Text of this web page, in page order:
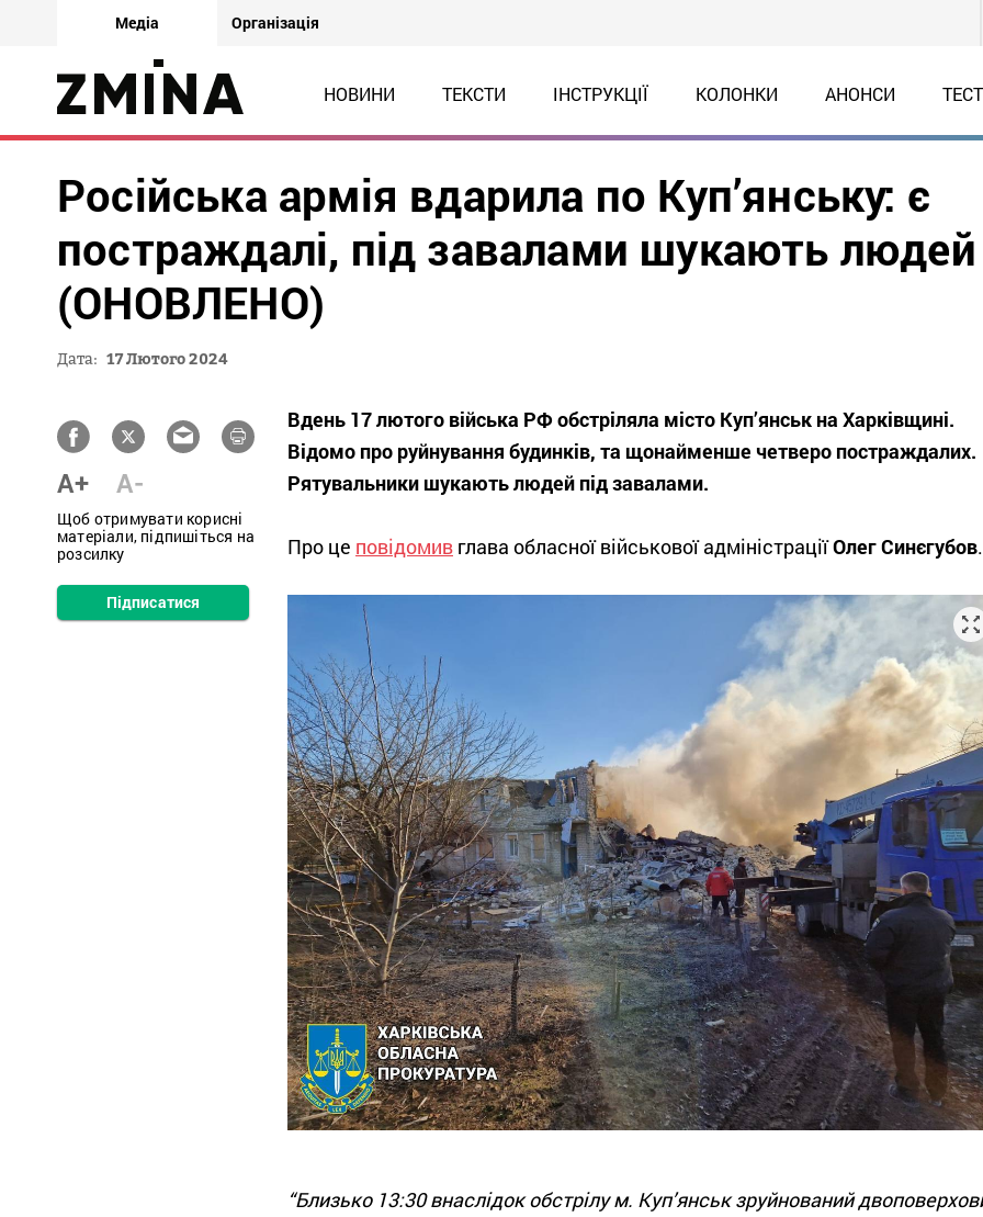
Медіа Організація
НОВИНИ ТЕКСТИ ІНСТРУКЦІЇ КОЛОНКИ АНОНСИ
Російська армія вдарила по Куп’янську: є
постраждалі, під завалами шукають людей
(ОНОВЛЕНО)
Дата: 17 Лютого 2024
A+ A-
Щоб отримувати корисні
матеріали, підпишіться на
розсилку
Підписатися
Вдень 17 лютого війська РФ обстріляла місто Куп’янськ на Харківщині.
Відомо про руйнування будинків, та щонайменше четверо постраждалих.
Рятувальники шукають людей під завалами.
Про це повідомив глава обласної військової адміністраціїОлег Синєгубов.
“Близько 13:30 внаслідок обстрілу м. Куп’янськ зруйнований